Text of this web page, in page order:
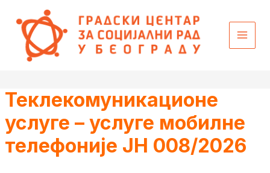
садржај
Теклекомуникационе
услуге – услуге мобилне
телефоније ЈН 008/2026